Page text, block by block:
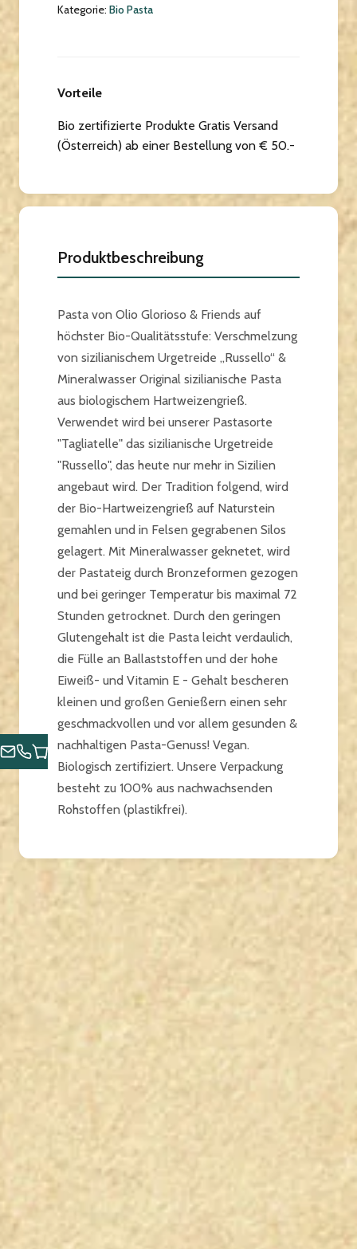
Kategorie: Bio Pasta
Vorteile
Bio zertifizierte Produkte Gratis Versand
(Österreich) ab einer Bestellung von € 50.-
Produktbeschreibung
Pasta von Olio Glorioso & Friends auf
höchster Bio-Qualitätsstufe: Verschmelzung
von sizilianischem Urgetreide „Russello“ &
Mineralwasser Original sizilianische Pasta
aus biologischem Hartweizengrieß.
Verwendet wird bei unserer Pastasorte
"Tagliatelle" das sizilianische Urgetreide
"Russello", das heute nur mehr in Sizilien
angebaut wird. Der Tradition folgend, wird
der Bio-Hartweizengrieß auf Naturstein
gemahlen und in Felsen gegrabenen Silos
gelagert. Mit Mineralwasser geknetet, wird
der Pastateig durch Bronzeformen gezogen
und bei geringer Temperatur bis maximal 72
Stunden getrocknet. Durch den geringen
Glutengehalt ist die Pasta leicht verdaulich,
die Fülle an Ballaststoffen und der hohe
Eiweiß- und Vitamin E - Gehalt bescheren
kleinen und großen Genießern einen sehr
geschmackvollen und vor allem gesunden &
nachhaltigen Pasta-Genuss! Vegan.
Biologisch zertifiziert. Unsere Verpackung
besteht zu 100% aus nachwachsenden
Rohstoffen (plastikfrei).